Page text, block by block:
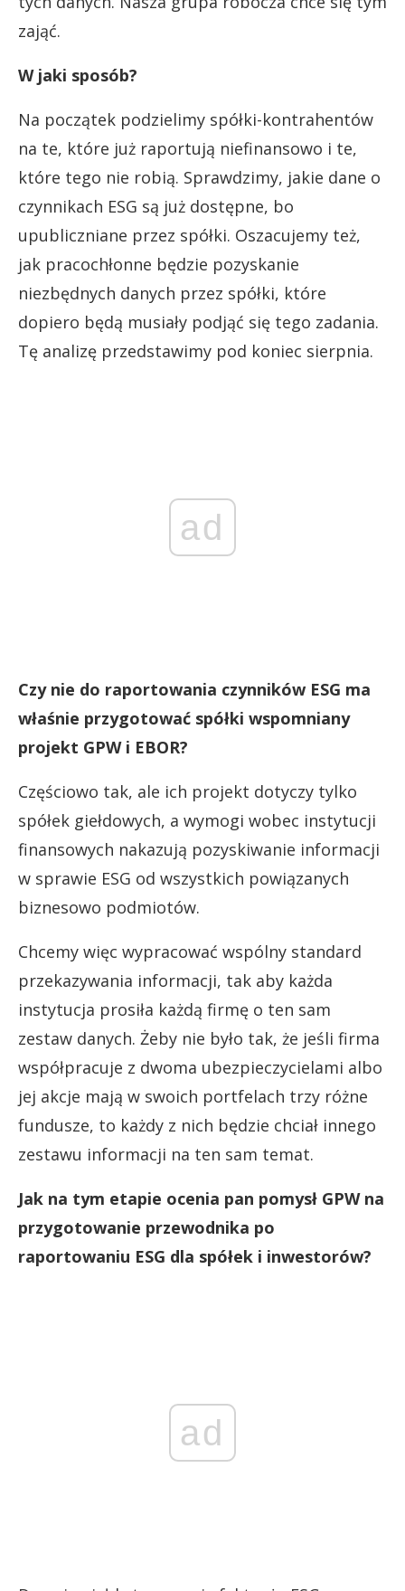
zająć.
W jaki sposób?
Na początek podzielimy spółki-kontrahentów
na te, które już raportują niefinansowo i te,
które tego nie robią. Sprawdzimy, jakie dane o
czynnikach ESG są już dostępne, bo
upubliczniane przez spółki. Oszacujemy też,
jak pracochłonne będzie pozyskanie
niezbędnych danych przez spółki, które
dopiero będą musiały podjąć się tego zadania.
Tę analizę przedstawimy pod koniec sierpnia.
ad
Czy nie do raportowania czynników ESG ma
właśnie przygotować spółki wspomniany
projekt GPW i EBOR?
Częściowo tak, ale ich projekt dotyczy tylko
spółek giełdowych, a wymogi wobec instytucji
finansowych nakazują pozyskiwanie informacji
w sprawie ESG od wszystkich powiązanych
biznesowo podmiotów.
Chcemy więc wypracować wspólny standard
przekazywania informacji, tak aby każda
instytucja prosiła każdą firmę o ten sam
zestaw danych. Żeby nie było tak, że jeśli firma
współpracuje z dwoma ubezpieczycielami albo
jej akcje mają w swoich portfelach trzy różne
fundusze, to każdy z nich będzie chciał innego
zestawu informacji na ten sam temat.
Jak na tym etapie ocenia pan pomysł GPW na
przygotowanie przewodnika po
raportowaniu ESG dla spółek i inwestorów?
ad